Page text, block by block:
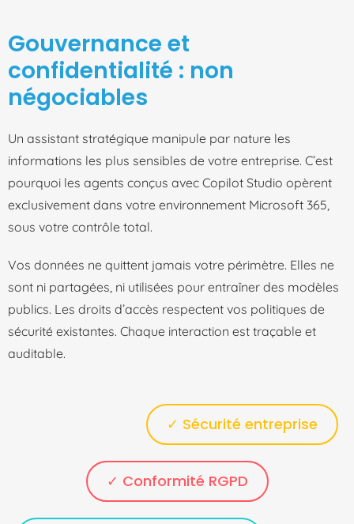
Gouvernance et
confidentialité : non
négociables
Un assistant stratégique manipule par nature les
informations les plus sensibles de votre entreprise. C’est
pourquoi les agents conçus avec Copilot Studio opèrent
exclusivement dans votre environnement Microsoft 365,
sous votre contrôle total.
Vos données ne quittent jamais votre périmètre. Elles ne
sont ni partagées, ni utilisées pour entraîner des modèles
publics. Les droits d’accès respectent vos politiques de
sécurité existantes. Chaque interaction est traçable et
auditable.
✓ Sécurité entreprise
✓ Conformité RGPD